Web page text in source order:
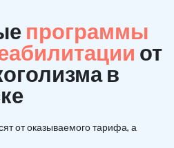
программы
от
в
от оказываемого тарифа, а